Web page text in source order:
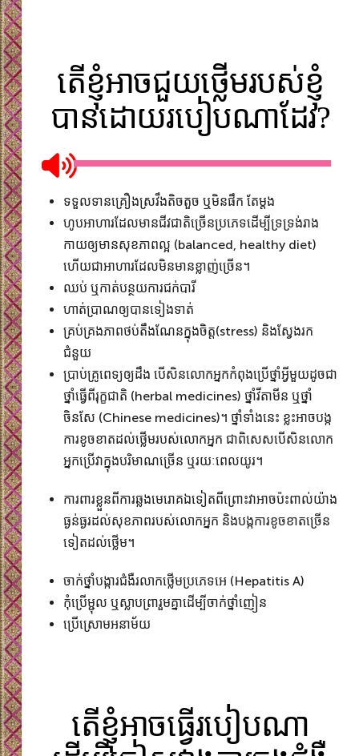
តើខ្ញុំអាចជួយថ្លើមរបស់ខ្ញុំ
បានដោយរបៀបណាដែរ?
ទទួលទាន​គ្រឿង​ស្រវឹងតិចតួច ឬមិនផឹក តែម្តង
ហូបអាហារដែលមានជីវជាតិច្រើនប្រភេទដើម្បីទ្រទ្រង់រាង
កាយឲ្យមានសុខភាពល្អ (balanced, healthy diet)
ហើយជា​អាហារដែលមិនមាន​ខ្លាញ់ច្រើន។​
ឈប់ ឬកាត់បន្ថយការជក់បារី
ហាត់ប្រាណឲ្យបានទៀងទាត់
គ្រប់គ្រងភាពថប់តឹងណែនក្នុងចិត្ត(stress) និងស្វែងរក
ជំនួយ
ប្រាប់គ្រូពេទ្យឲ្យដឹង ​បើសិនលោកអ្នកកំពុងប្រើថ្នាំអ្វីមួយដូចជា
ថ្នាំធ្វើពីរុក្ខជាតិ (herbal medicines) ថ្នាំវីតាមីន ឬថ្នាំ
ចិនសែ (Chinese medicines)។ ថ្នាំទាំងនេះ ខ្លះអាចបង្ក​
ការខូចខាត​ដល់ថ្លើមរបស់លោកអ្នក ជាពិសេស​បើសិនលោក
អ្នក​ប្រើវាក្នុង​បរិមាណច្រើន ឬរយៈពេលយូរ។
ការពារខ្លួនពីការឆ្លងមេរោគឯទៀតពីព្រោះវាអាចប៉ះពាល់យ៉ាង​
ធ្ងន់ធ្ងរដល់សុខភាព​របស់លោកអ្នក និងបង្ក​ការខូចខាតច្រើន​
ទៀតដល់ថ្លើម។​
ចាក់ថ្នាំបង្ការជំងឺរលាកថ្លើមប្រភេទអេ (Hepatitis A)
កុំប្រើម្ជុល ឬស្លាបព្រារួមគ្នាដើម្បីចាក់ថ្នាំញៀន
ប្រើស្រោមអនាម័យ
តើខ្ញុំអាចធ្វើរបៀបណា